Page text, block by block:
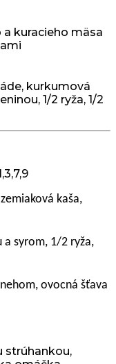
a kuracieho mäsa
kurkumová
1/2 ryža, 1/2
kaša,
a syrom, 1/2 ryža,
ovocná šťava
strúhankou,